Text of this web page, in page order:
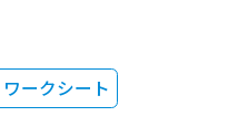
ークシート